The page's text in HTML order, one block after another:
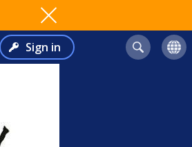
Sign in